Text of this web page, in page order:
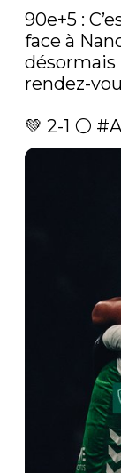
90e+5 :
face à
désormais
rendez-
💚 2-1 ⚪️